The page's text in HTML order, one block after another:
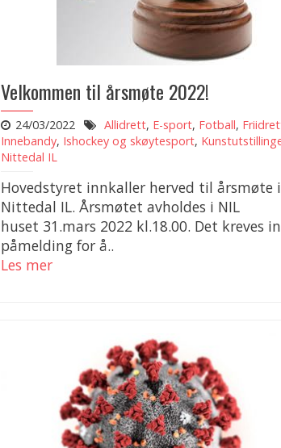
Velkommen til årsmøte 2022!
24/03/2022 Allidrett, E-sport, Fotball,
Innebandy, Ishockey og skøytesport,
Nittedal IL
Hovedstyret innkaller herved til årsmøte i
Nittedal IL. Årsmøtet avholdes i NIL
huset 31.mars 2022 kl.18.00. Det kreves
påmelding for å..
Les mer